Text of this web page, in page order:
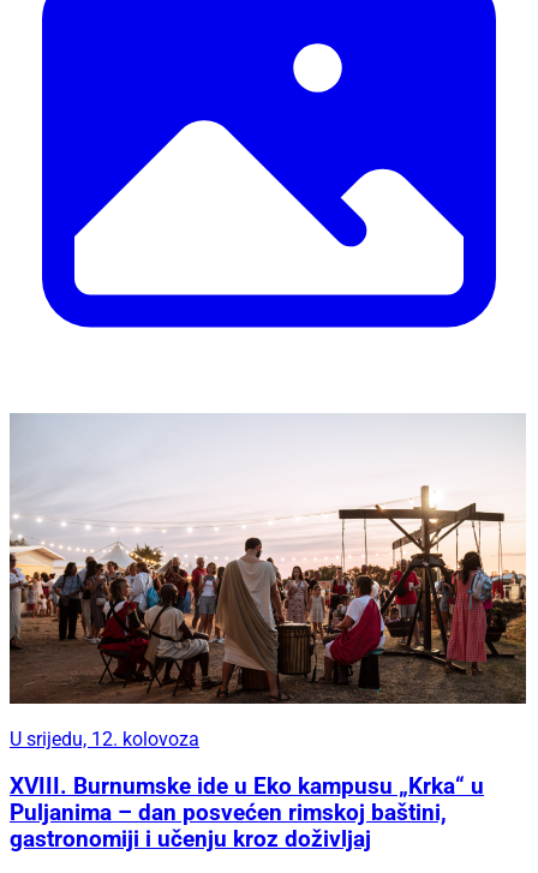
U srijedu, 12. kolovoza
XVIII. Burnumske ide u Eko kampusu „Krka“ u
Puljanima – dan posvećen rimskoj baštini,
gastronomiji i učenju kroz doživljaj